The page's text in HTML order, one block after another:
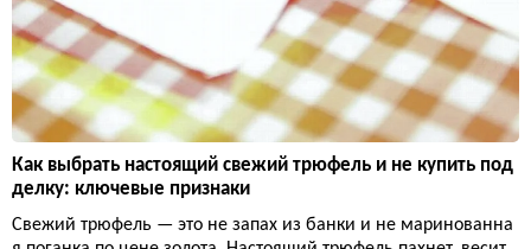
Как выбрать настоящий свежий трюфель и не купить под
делку: ключевые признаки
Свежий трюфель — это не запах из банки и не маринованна